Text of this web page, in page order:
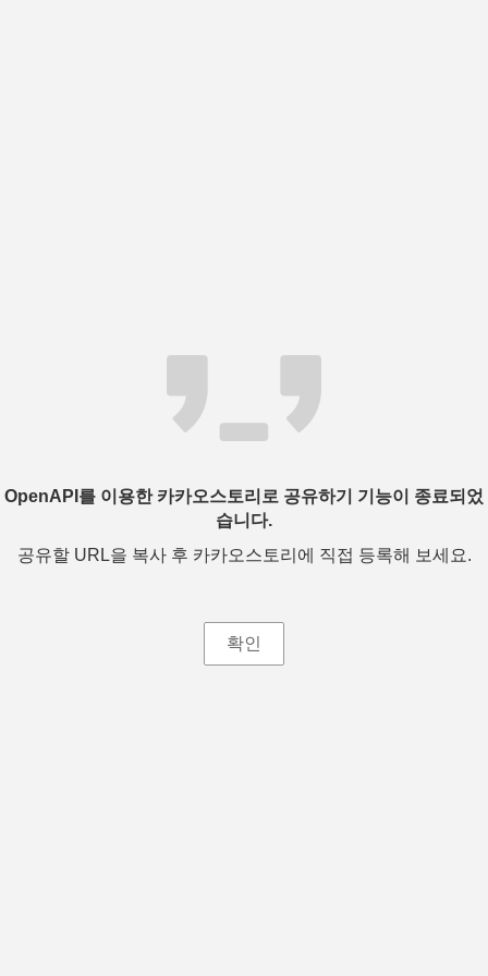
OpenAPI를 이용한 카카오스토리로 공유하기 기능이 종료되었
습니다.
공유할 URL을 복사 후 카카오스토리에 직접 등록해 보세요.
확인